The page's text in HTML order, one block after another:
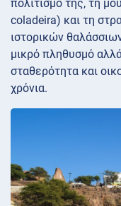
πολιτισμό της, τη
coladeira) και τη
ιστορικών
μικρό πληθυσμό
σταθερότητα και
χρόνια.